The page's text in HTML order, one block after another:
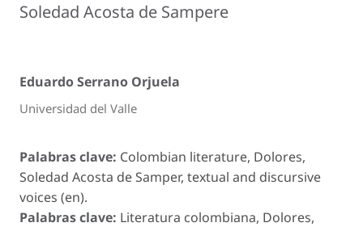
Soledad Acosta de Sampere
Eduardo Serrano Orjuela
Universidad del Valle
Palabras clave: Colombian literature, Dolores,
Soledad Acosta de Samper, textual and discursive
voices (en).
Palabras clave: Literatura colombiana, Dolores,